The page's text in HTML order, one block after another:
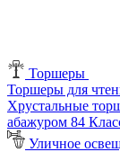
Торшеры
Торшеры для
Хрустальные
абажуром 84
Уличное